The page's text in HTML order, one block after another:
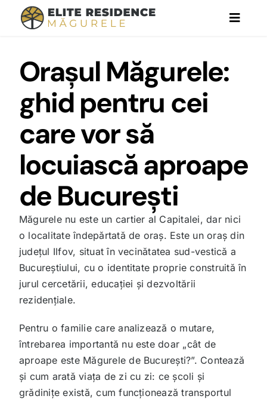
Omiteți
conținutul
Acasă
Proiect
Apartamente
Case
Localizare
Informații Utile
Contact
0733 401 068
Orașul Măgurele:
ghid pentru cei
care vor să
locuiască aproape
de București
Măgurele nu este un cartier al Capitalei, dar nici
o localitate îndepărtată de oraș. Este un oraș din
județul Ilfov, situat în vecinătatea sud-vestică a
Bucureștiului, cu o identitate proprie construită în
jurul cercetării, educației și dezvoltării
rezidențiale.
Pentru o familie care analizează o mutare,
întrebarea importantă nu este doar „cât de
aproape este Măgurele de București?”. Contează
și cum arată viața de zi cu zi: ce școli și
grădinițe există, cum funcționează transportul